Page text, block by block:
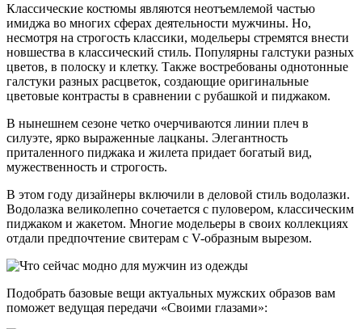
Классические костюмы являются неотъемлемой частью
имиджа во многих сферах деятельности мужчины. Но,
несмотря на строгость классики, модельеры стремятся внести
новшества в классический стиль. Популярны галстуки разных
цветов, в полоску и клетку. Также востребованы однотонные
галстуки разных расцветок, создающие оригинальные
цветовые контрасты в сравнении с рубашкой и пиджаком.
В нынешнем сезоне­ четко­ очерчиваются линии плеч в
силуэте, ярко выраженные лацканы. Элегантность
приталенного пиджака и жилета­ придает­ богатый вид,
мужественность и строгость.
В этом году дизайнеры включили в деловой стиль водолазки.
Водолазка великолепно сочетается с пуловером, классическим
пиджаком и жакетом. Многие модельеры в своих коллекциях
отдали предпочтение свитерам с V-образным вырезом.
Подобрать базовые вещи актуальных мужских образов вам
поможет ведущая передачи «Своими глазами»: